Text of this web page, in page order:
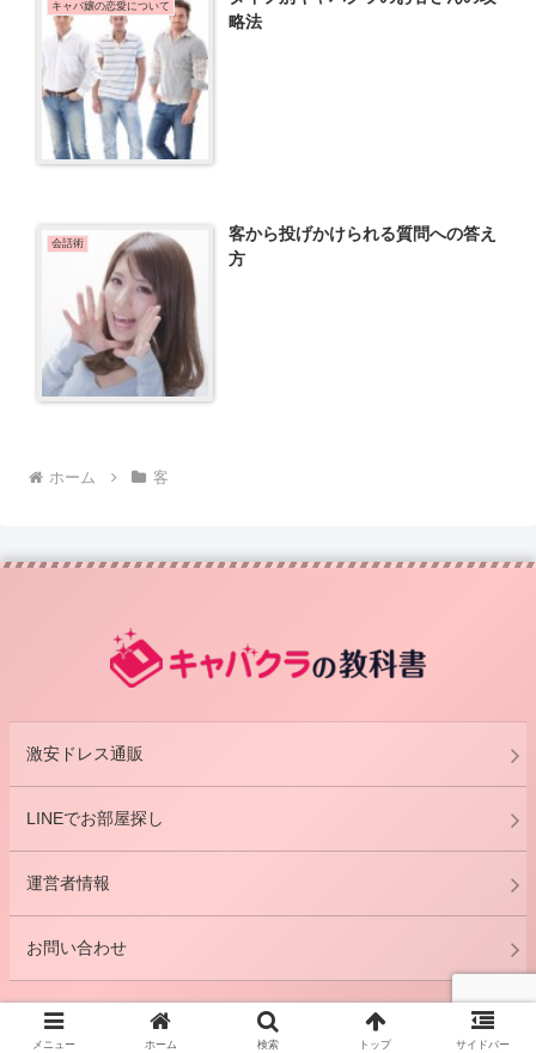
キャバ嬢の恋愛について
略法
会話術
客から投げかけられる質問への答え
方
ホーム 客
激安ドレス通販
LINEでお部屋探し
運営者情報
お問い合わせ
© 2011 キャバクラの教科書.
メニュー ホーム 検索 トップ サイドバー